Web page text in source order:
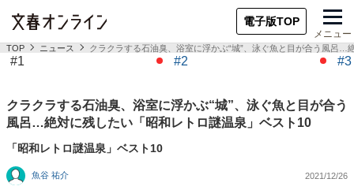
電子版TOP
メニュー
TOP ニュース クラクラする石油臭、浴室に浮かぶ“城”、泳ぐ魚と目が合う風呂…
#1 #2 #3
クラクラする石油臭、浴室に浮かぶ“城”、泳ぐ魚と目が合う
風呂…絶対に残したい「昭和レトロ謎温泉」ベスト10
「昭和レトロ謎温泉」ベスト10
魚谷 祐介 2021/12/26